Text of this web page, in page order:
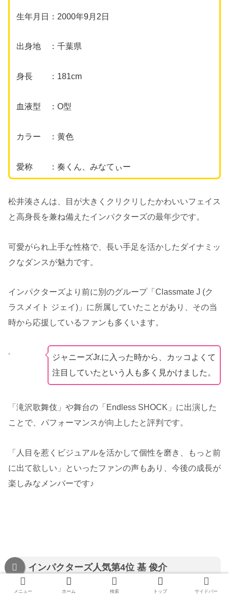
生年月日：2000年9月2日
出身地 ：千葉県
身長 ：181cm
血液型 ：O型
カラー ：黄色
愛称 ：奏くん、みなてぃー
松井湊さんは、目が大きくクリクリしたかわいいフェイス
と高身長を兼ね備えたインパクターズの最年少です。
可愛がられ上手な性格で、長い手足を活かしたダイナミッ
クなダンスが魅力です。
インパクターズより前に別のグループ「Classmate J (ク
ラスメイト ジェイ)」に所属していたことがあり、その当
時から応援しているファンも多くいます。
ジャニーズJr.に入った時から、カッコよくて
注目していたという人も多く見かけました。
「滝沢歌舞伎」や舞台の「Endless SHOCK」に出演した
ことで、パフォーマンスが向上したと評判です。
「人目を惹くビジュアルを活かして個性を磨き、もっと前
に出て欲しい」といったファンの声もあり、今後の成長が
楽しみなメンバーです♪
インパクターズ人気第4位 基 俊介
メニュー ホーム 検索 トップ サイドバー